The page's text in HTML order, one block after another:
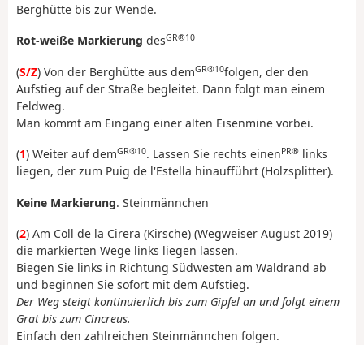
Berghütte bis zur Wende.
Rot-weiße Markierung desGR®10
(S/Z) Von der Berghütte aus demGR®10folgen, der den
Aufstieg auf der Straße begleitet. Dann folgt man einem
Feldweg.
Man kommt am Eingang einer alten Eisenmine vorbei.
(1) Weiter auf demGR®10. Lassen Sie rechts einenPR® links
liegen, der zum Puig de l'Estella hinaufführt (Holzsplitter).
Keine Markierung. Steinmännchen
(2) Am Coll de la Cirera (Kirsche) (Wegweiser August 2019)
die markierten Wege links liegen lassen.
Biegen Sie links in Richtung Südwesten am Waldrand ab
und beginnen Sie sofort mit dem Aufstieg.
Der Weg steigt kontinuierlich bis zum Gipfel an und folgt einem
Grat bis zum Cincreus.
Einfach den zahlreichen Steinmännchen folgen.